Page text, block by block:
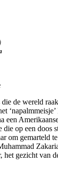
die de wereld
een
die op een doos
om gemarteld
het gezicht van